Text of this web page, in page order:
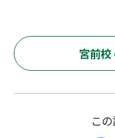
宮前校
こ